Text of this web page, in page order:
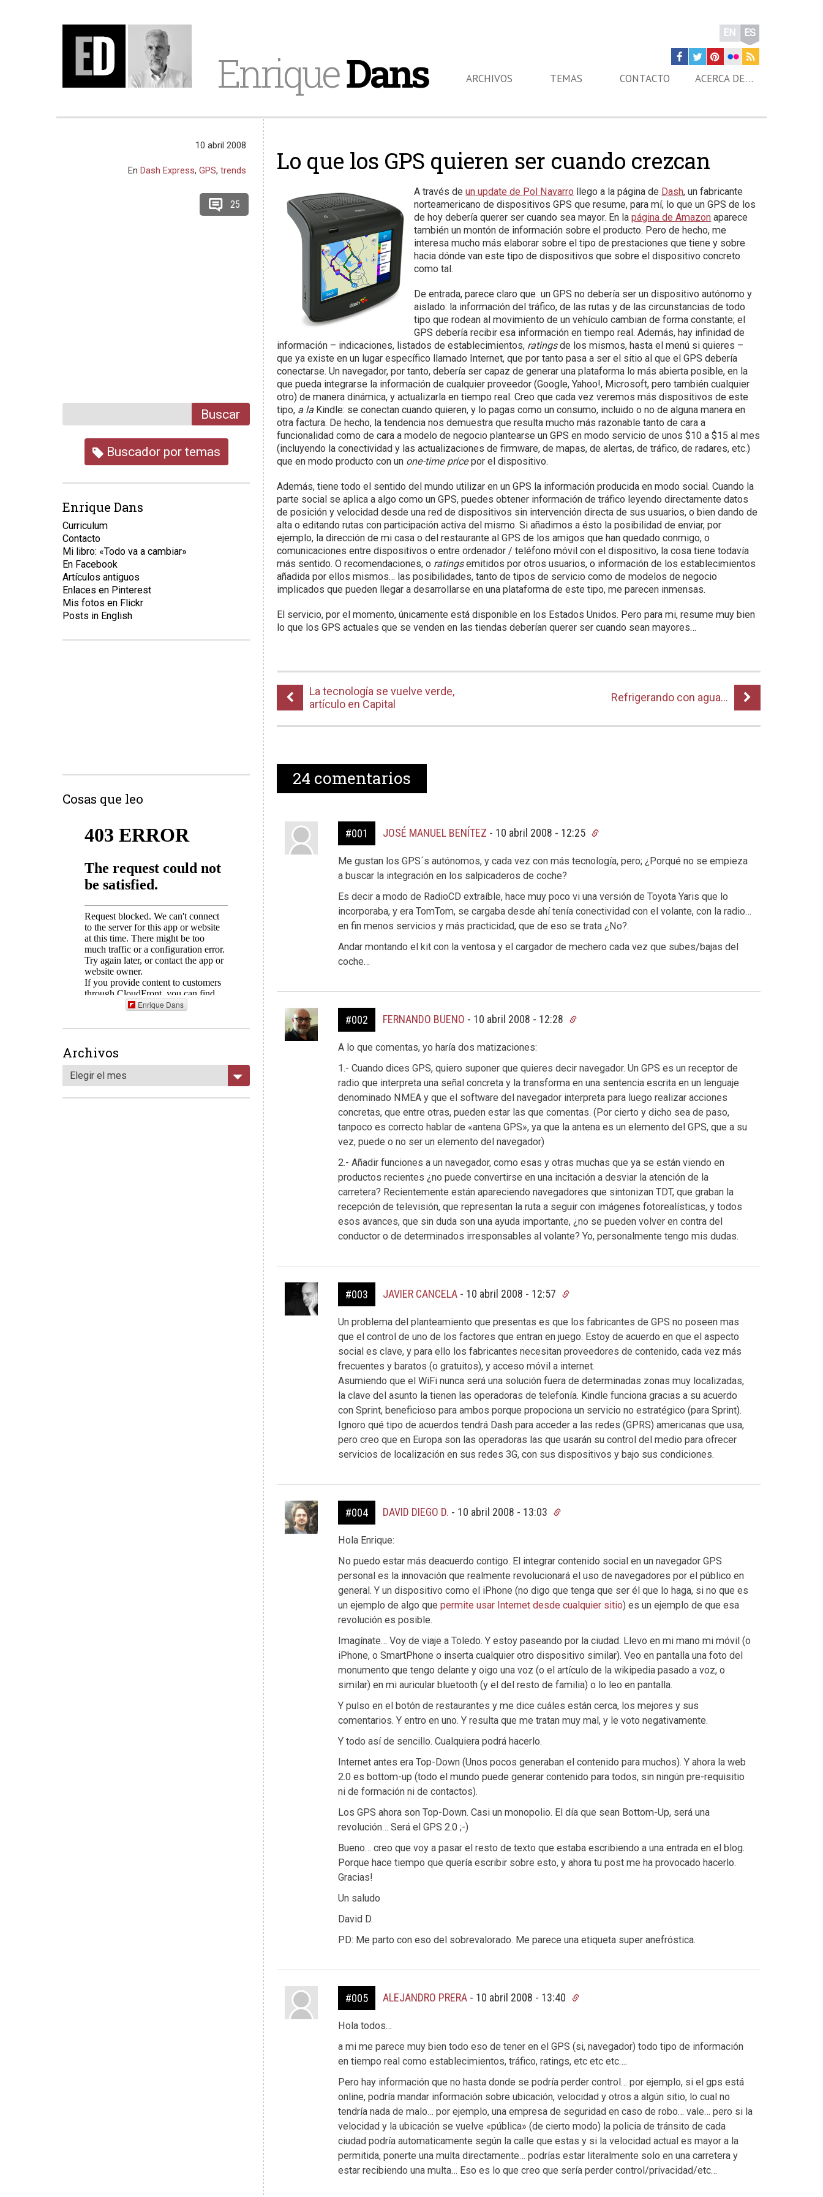
EnriqueDans
EN ES
ARCHIVOS TEMAS CONTACTO ACERCA DE…
Lo que los GPS quieren ser cuando crezcan
A través deun update de Pol Navarro llego a la página de Dash, un fabricante
norteamericano de dispositivos GPS que resume, para mí, lo que un GPS de los
de hoy debería querer ser cuando sea mayor. En lapágina de Amazon aparece
también un montón de información sobre el producto. Pero de hecho, me
interesa mucho más elaborar sobre el tipo de prestaciones que tiene y sobre
hacia dónde van este tipo de dispositivos que sobre el dispositivo concreto
como tal.
De entrada, parece claro que un GPS no debería ser un dispositivo autónomo y
aislado: la información del tráfico, de las rutas y de las circunstancias de todo
tipo que rodean al movimiento de un vehículo cambian de forma constante; el
GPS debería recibir esa información en tiempo real. Además, hay infinidad de
información – indicaciones, listados de establecimientos, ratingsde los mismos, hasta el menú si quieres –
que ya existe en un lugar específico llamado Internet, que por tanto pasa a ser el sitio al que el GPS debería
conectarse. Un navegador, por tanto, debería ser capaz de generar una plataforma lo más abierta posible, en la
que pueda integrarse la información de cualquier proveedor (Google, Yahoo!, Microsoft, pero también cualquier
otro) de manera dinámica, y actualizarla en tiempo real. Creo que cada vez veremos más dispositivos de este
tipo, a laKindle: se conectan cuando quieren, y lo pagas como un consumo, incluido o no de alguna manera en
otra factura. De hecho, la tendencia nos demuestra que resulta mucho más razonable tanto de cara a
funcionalidad como de cara a modelo de negocio plantearse un GPS en modo servicio de unos $10 a $15 al mes
(incluyendo la conectividad y las actualizaciones de firmware, de mapas, de alertas, de tráfico, de radares, etc.)
que en modo producto con un one-time pricepor el dispositivo.
Además, tiene todo el sentido del mundo utilizar en un GPS la información producida en modo social. Cuando la
parte social se aplica a algo como un GPS, puedes obtener información de tráfico leyendo directamente datos
de posición y velocidad desde una red de dispositivos sin intervención directa de sus usuarios, o bien dando de
alta o editando rutas con participación activa del mismo. Si añadimos a ésto la posibilidad de enviar, por
ejemplo, la dirección de mi casa o del restaurante al GPS de los amigos que han quedado conmigo, o
comunicaciones entre dispositivos o entre ordenador / teléfono móvil con el dispositivo, la cosa tiene todavía
más sentido. O recomendaciones, o ratingsemitidos por otros usuarios, o información de los establecimientos
añadida por ellos mismos… las posibilidades, tanto de tipos de servicio como de modelos de negocio
implicados que pueden llegar a desarrollarse en una plataforma de este tipo, me parecen inmensas.
El servicio, por el momento, únicamente está disponible en los Estados Unidos. Pero para mi, resume muy bien
lo que los GPS actuales que se venden en las tiendas deberían querer ser cuando sean mayores…
La tecnología se vuelve verde,
artículo en Capital
Refrigerando con agua…
24 comentarios
#001 JOSÉ MANUEL BENÍTEZ - 10 abril 2008 - 12:25
Me gustan los GPS´s autónomos, y cada vez con más tecnología, pero; ¿Porqué no se empieza
a buscar la integración en los salpicaderos de coche?
Es decir a modo de RadioCD extraíble, hace muy poco vi una versión de Toyota Yaris que lo
incorporaba, y era TomTom, se cargaba desde ahí tenía conectividad con el volante, con la radio…
en fin menos servicios y más practicidad, que de eso se trata ¿No?.
Andar montando el kit con la ventosa y el cargador de mechero cada vez que subes/bajas del
coche…
#002 FERNANDO BUENO - 10 abril 2008 - 12:28
A lo que comentas, yo haría dos matizaciones:
1.- Cuando dices GPS, quiero suponer que quieres decir navegador. Un GPS es un receptor de
radio que interpreta una señal concreta y la transforma en una sentencia escrita en un lenguaje
denominado NMEA y que el software del navegador interpreta para luego realizar acciones
concretas, que entre otras, pueden estar las que comentas. (Por cierto y dicho sea de paso,
tanpoco es correcto hablar de «antena GPS», ya que la antena es un elemento del GPS, que a su
vez, puede o no ser un elemento del navegador)
2.- Añadir funciones a un navegador, como esas y otras muchas que ya se están viendo en
productos recientes ¿no puede convertirse en una incitación a desviar la atención de la
carretera? Recientemente están apareciendo navegadores que sintonizan TDT, que graban la
recepción de televisión, que representan la ruta a seguir con imágenes fotorealísticas, y todos
esos avances, que sin duda son una ayuda importante, ¿no se pueden volver en contra del
conductor o de determinados irresponsables al volante? Yo, personalmente tengo mis dudas.
#003 JAVIER CANCELA- 10 abril 2008 - 12:57
Un problema del planteamiento que presentas es que los fabricantes de GPS no poseen mas
que el control de uno de los factores que entran en juego. Estoy de acuerdo en que el aspecto
social es clave, y para ello los fabricantes necesitan proveedores de contenido, cada vez más
frecuentes y baratos (o gratuitos), y acceso móvil a internet.
Asumiendo que el WiFi nunca será una solución fuera de determinadas zonas muy localizadas,
la clave del asunto la tienen las operadoras de telefonía. Kindle funciona gracias a su acuerdo
con Sprint, beneficioso para ambos porque propociona un servicio no estratégico (para Sprint).
Ignoro qué tipo de acuerdos tendrá Dash para acceder a las redes (GPRS) americanas que usa,
pero creo que en Europa son las operadoras las que usarán su control del medio para ofrecer
servicios de localización en sus redes 3G, con sus dispositivos y bajo sus condiciones.
#004 DAVID DIEGO D. - 10 abril 2008 - 13:03
Hola Enrique:
No puedo estar más deacuerdo contigo. El integrar contenido social en un navegador GPS
personal es la innovación que realmente revolucionará el uso de navegadores por el público en
general. Y un dispositivo como el iPhone (no digo que tenga que ser él que lo haga, si no que es
un ejemplo de algo que permite usar Internet desde cualquier sitio) es un ejemplo de que esa
revolución es posible.
Imagínate… Voy de viaje a Toledo. Y estoy paseando por la ciudad. Llevo en mi mano mi móvil (o
iPhone, o SmartPhone o inserta cualquier otro dispositivo similar). Veo en pantalla una foto del
monumento que tengo delante y oigo una voz (o el artículo de la wikipedia pasado a voz, o
similar) en mi auricular bluetooth (y el del resto de familia) o lo leo en pantalla.
Y pulso en el botón de restaurantes y me dice cuáles están cerca, los mejores y sus
comentarios. Y entro en uno. Y resulta que me tratan muy mal, y le voto negativamente.
Y todo así de sencillo. Cualquiera podrá hacerlo.
Internet antes era Top-Down (Unos pocos generaban el contenido para muchos). Y ahora la web
2.0 es bottom-up (todo el mundo puede generar contenido para todos, sin ningún pre-requisitio
ni de formación ni de contactos).
Los GPS ahora son Top-Down. Casi un monopolio. El día que sean Bottom-Up, será una
revolución… Será el GPS 2.0 ;-)
Bueno… creo que voy a pasar el resto de texto que estaba escribiendo a una entrada en el blog.
Porque hace tiempo que quería escribir sobre esto, y ahora tu post me ha provocado hacerlo.
Gracias!
Un saludo
David D.
PD: Me parto con eso del sobrevalorado. Me parece una etiqueta super anefróstica.
#005 ALEJANDRO PRERA- 10 abril 2008 - 13:40
Hola todos…
a mi me parece muy bien todo eso de tener en el GPS (si, navegador) todo tipo de información
en tiempo real como establecimientos, tráfico, ratings, etc etc etc….
Pero hay información que no hasta donde se podría perder control… por ejemplo, si el gps está
online, podría mandar información sobre ubicación, velocidad y otros a algún sitio, lo cual no
tendría nada de malo… por ejemplo, una empresa de seguridad en caso de robo… vale… pero si la
velocidad y la ubicación se vuelve «pública» (de cierto modo) la policia de tránsito de cada
ciudad podría automaticamente según la calle que estas y si la velocidad actual es mayor a la
permitida, ponerte una multa directamente… podrías estar literalmente solo en una carretera y
estar recibiendo una multa… Eso es lo que creo que sería perder control/privacidad/etc…
10 abril 2008
EnDash Express,GPS,trends
25
Buscar
Buscador por temas
Enrique Dans
Curriculum
Contacto
Mi libro: «Todo va a cambiar»
En Facebook
Artículos antiguos
Enlaces en Pinterest
Mis fotos en Flickr
Posts in English
Cosas que leo
Enrique Dans
Archivos
Elegir el mes